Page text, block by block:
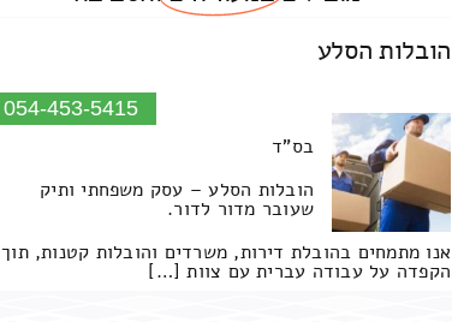
הובלות הסלע
054-453-5415
בס"ד
הובלות הסלע – עסק משפחתי ותיק
שעובר מדור לדור.
אנו מתמחים בהובלת דירות, משרדים והובלות קטנות, תוך
הקפדה על עבודה עברית עם צוות […]